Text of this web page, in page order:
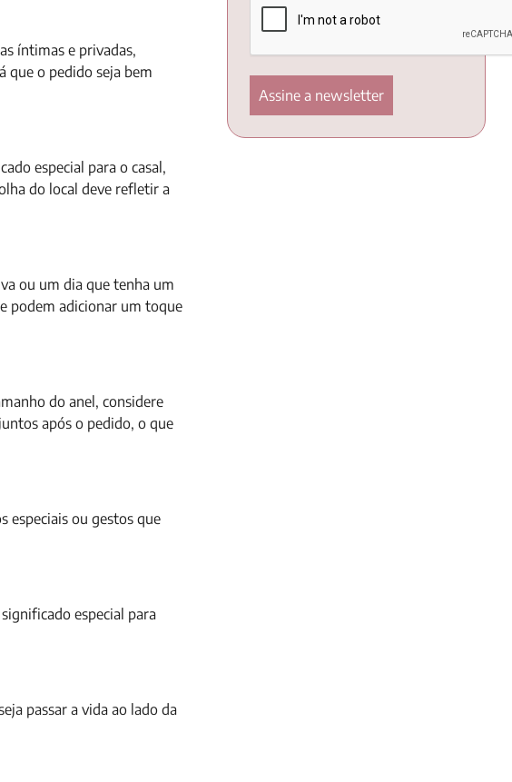
íntimas e privadas,
que o pedido seja bem
especial para o casal,
do local deve refletir a
ou um dia que tenha um
podem adicionar um toque
do anel, considere
após o pedido, o que
especiais ou gestos que
especial para
passar a vida ao lado da